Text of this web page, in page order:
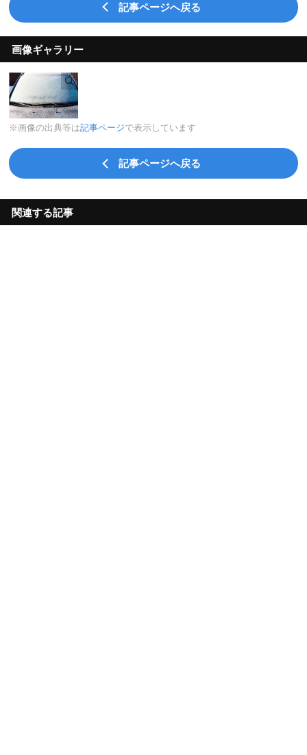
記事ページへ戻る
画像ギャラリー
※画像の出典等は記事ページで表示しています
記事ページへ戻る
関連する記事